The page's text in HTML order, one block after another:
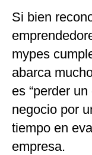
Si bien
mypes
abarca
es “perder
negocio por
tiempo en
empresa.